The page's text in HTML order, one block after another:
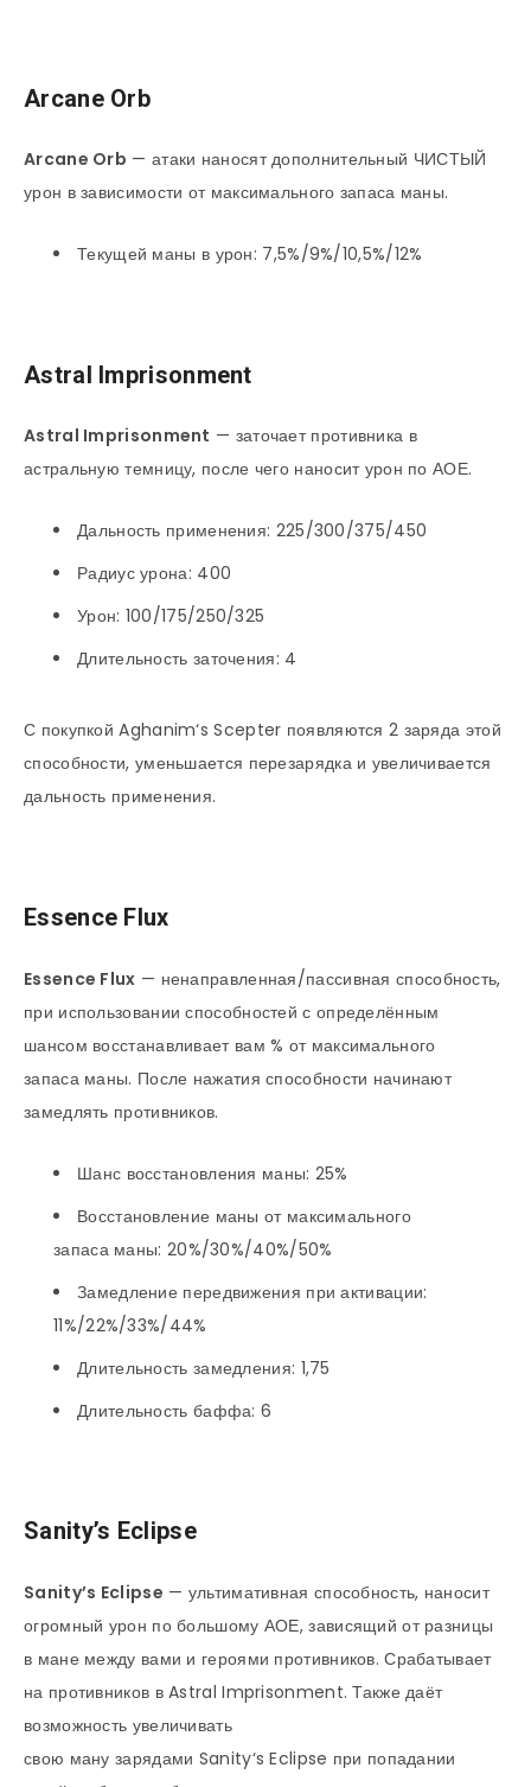
Arcane Orb
Arcane Orb — атаки наносят дополнительный ЧИСТЫЙ
урон в зависимости от максимального запаса маны.
Текущей маны в урон: 7,5%/9%/10,5%/12%
Astral Imprisonment
Astral Imprisonment — заточает противника в
астральную темницу, после чего наносит урон по АОЕ.
Дальность применения: 225/300/375/450
Радиус урона: 400
Урон: 100/175/250/325
Длительность заточения: 4
С покупкой Aghanim‘s Scepter появляются 2 заряда этой
способности, уменьшается перезарядка и увеличивается
дальность применения.
Essence Flux
Essence Flux — ненаправленная/пассивная способность,
при использовании способностей с определённым
шансом восстанавливает вам % от максимального
запаса маны. После нажатия способности начинают
замедлять противников.
Шанс восстановления маны: 25%
Восстановление маны от максимального
запаса маны: 20%/30%/40%/50%
Замедление передвижения при активации:
11%/22%/33%/44%
Длительность замедления: 1,75
Длительность баффа: 6
Sanity’s Eclipse
Sanity’s Eclipse — ультимативная способность, наносит
огромный урон по большому АОЕ, зависящий от разницы
в мане между вами и героями противников. Срабатывает
на противников в Astral Imprisonment. Также даёт
возможность увеличивать
свою ману зарядами Sanity‘s Eclipse при попадании